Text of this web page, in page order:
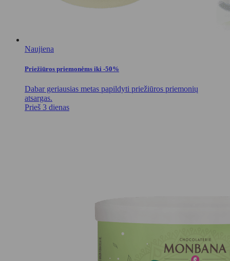
Naujiena
Priežiūros priemonėms iki -50%
Dabar geriausias metas papildyti priežiūros priemonių
atsargas.
Prieš 3 dienas